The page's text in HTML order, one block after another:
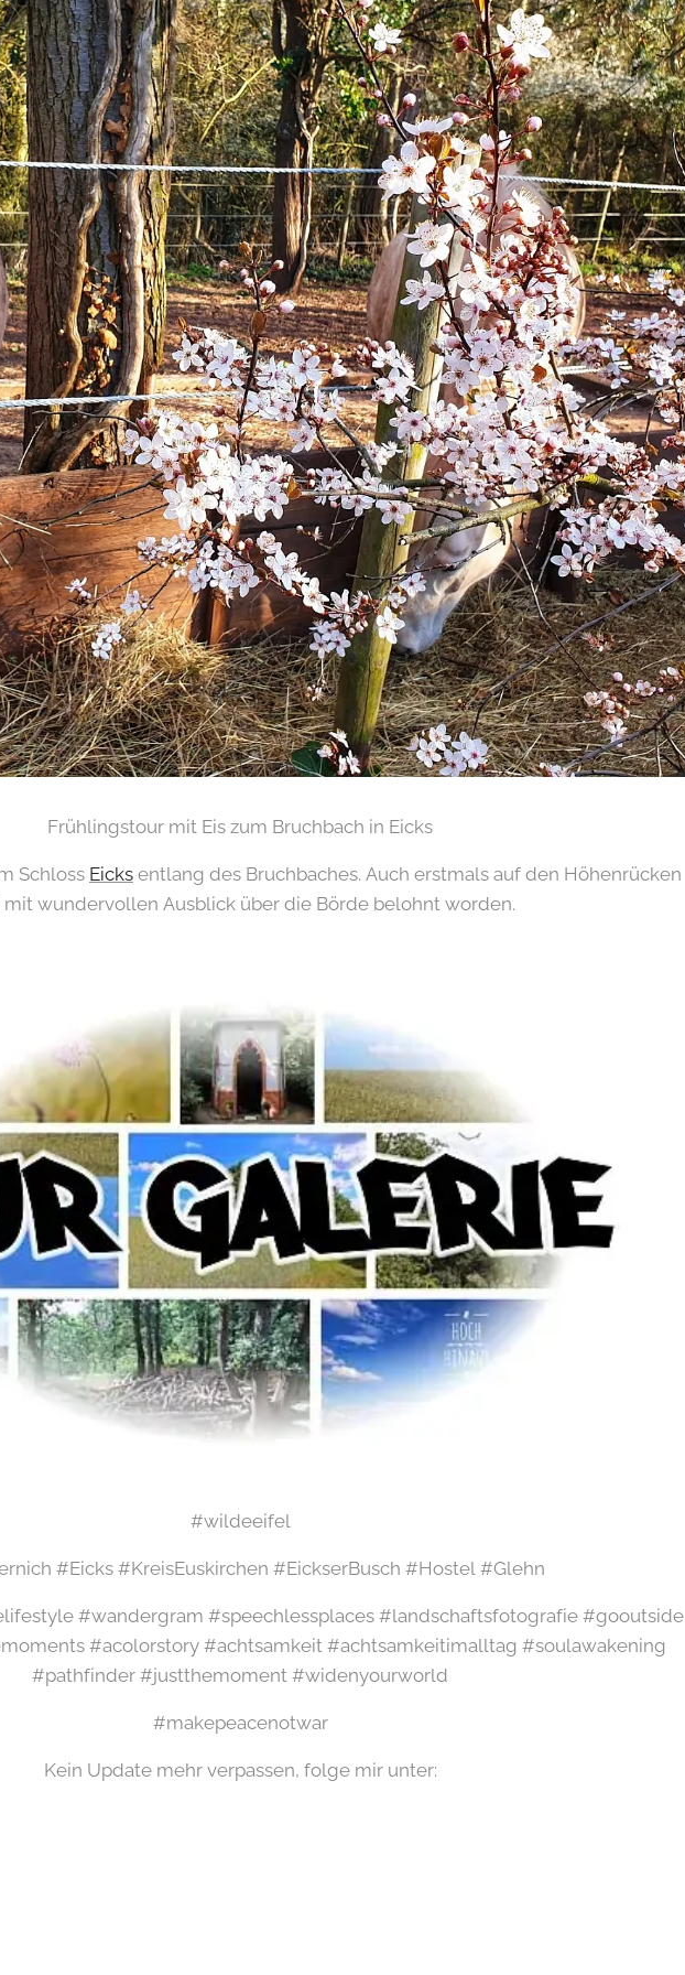
Frühlingstour mit Eis zum Bruchbach in Eicks
Schloss Eicks entlang des Bruchbaches. Auch erstmals auf den Höhenrücken
mit wundervollen Ausblick über die Börde belohnt worden.
#wildeeifel
#Eicks #KreisEuskirchen #EickserBusch #Hostel #Glehn
#wandergram #speechlessplaces #landschaftsfotografie #gooutside
#acolorstory #achtsamkeit #achtsamkeitimalltag #soulawakening
#pathfinder #justthemoment #widenyourworld
#makepeacenotwar
Kein Update mehr verpassen, folge mir unter: